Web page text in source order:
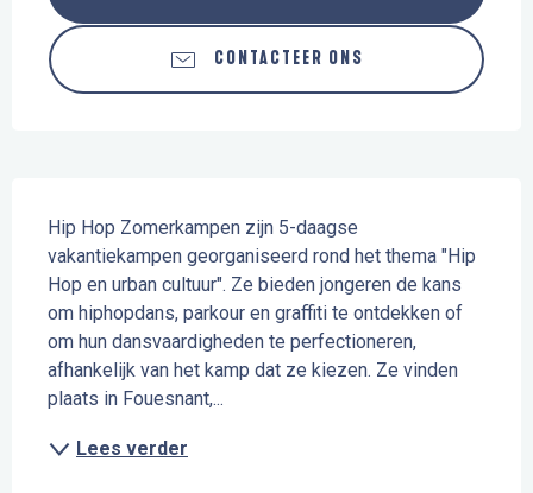
CONTACTEER ONS
Hip Hop Zomerkampen zijn 5-daagse
vakantiekampen georganiseerd rond het thema "Hip
Hop en urban cultuur". Ze bieden jongeren de kans
om hiphopdans, parkour en graffiti te ontdekken of
om hun dansvaardigheden te perfectioneren,
afhankelijk van het kamp dat ze kiezen. Ze vinden
plaats in Fouesnant,...
Lees verder